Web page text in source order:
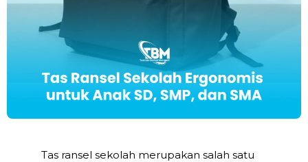
Tas ransel sekolah merupakan salah satu